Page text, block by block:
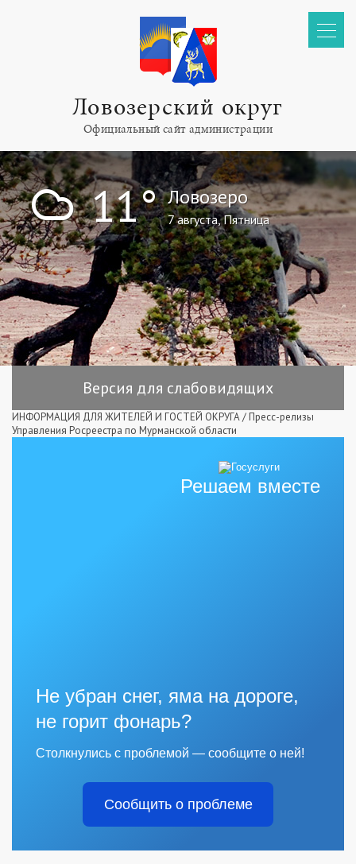
Ловозерский округ
Официальный сайт администрации
! 11° Ловозеро
7 августа, Пятница
Версия для слабовидящих
ИНФОРМАЦИЯ ДЛЯ ЖИТЕЛЕЙ И ГОСТЕЙ ОКРУГА/ Пресс-релизы
Управления Росреестра по Мурманской области
Решаем вместе
Не убран снег, яма на дороге,
не горит фонарь?
Столкнулись с проблемой — сообщите о ней!
Сообщить о проблеме